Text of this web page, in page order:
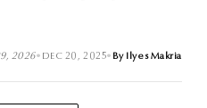
ByIlyes Makria
•
DEC 20, 2025
•
29, 2026